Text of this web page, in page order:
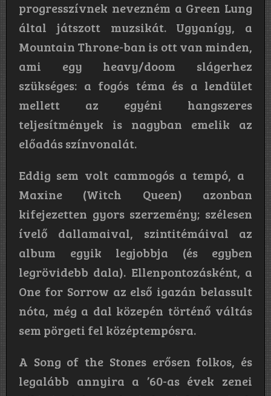
progresszívnek nevezném a Green Lung
által játszott muzsikát.Ugyanígy, a
Mountain Throne-ban is ott van minden,
ami egy heavy/doom slágerhez
szükséges: a fogós téma és a lendület
mellett az egyéni hangszeres
teljesítmények is nagyban emelik az
előadás színvonalát.
Eddig sem volt cammogós a tempó, a
Maxine (Witch Queen) azonban
kifejezetten gyors szerzemény; szélesen
ívelő dallamaival, szintitémáival az
album egyik legjobbja (és egyben
legrövidebb dala). Ellenpontozásként, a
One for Sorrow az első igazán belassult
nóta, még a dal közepén történő váltás
sem pörgeti fel középtempósra.
A Song of the Stones erősen folkos, és
legalább annyira a ’60-as évek zenei